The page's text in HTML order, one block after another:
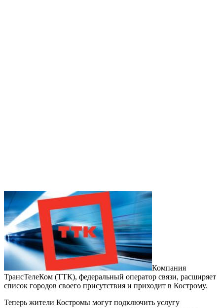
Компания
ТрансТелеКом (ТТК), федеральный оператор связи, расширяет
список городов своего присутствия и приходит в Кострому.
Теперь жители Костромы могут подключить услугу